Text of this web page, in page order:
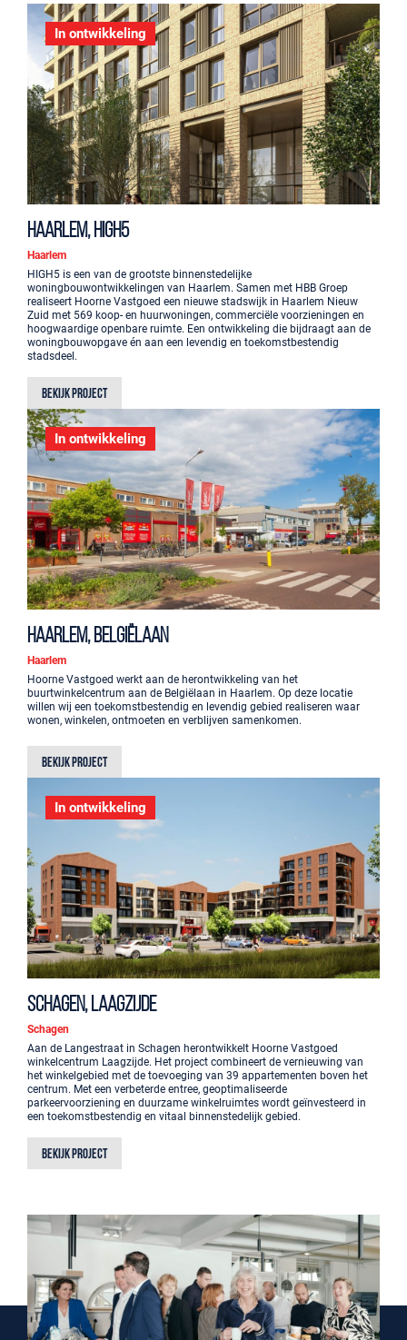
In ontwikkeling
Haarlem, HIGH5
Haarlem
HIGH5 is een van de grootste binnenstedelijke
woningbouwontwikkelingen van Haarlem. Samen met HBB Groep
realiseert Hoorne Vastgoed een nieuwe stadswijk in Haarlem Nieuw
Zuid met 569 koop- en huurwoningen, commerciële voorzieningen en
hoogwaardige openbare ruimte. Een ontwikkeling die bijdraagt aan de
woningbouwopgave én aan een levendig en toekomstbestendig
stadsdeel.
Bekijk project
In ontwikkeling
Haarlem, Belgiëlaan
Haarlem
Hoorne Vastgoed werkt aan de herontwikkeling van het
buurtwinkelcentrum aan de Belgiëlaan in Haarlem. Op deze locatie
willen wij een toekomstbestendig en levendig gebied realiseren waar
wonen, winkelen, ontmoeten en verblijven samenkomen.
Bekijk project
In ontwikkeling
Schagen, Laagzijde
Schagen
Aan de Langestraat in Schagen herontwikkelt Hoorne Vastgoed
winkelcentrum Laagzijde. Het project combineert de vernieuwing van
het winkelgebied met de toevoeging van 39 appartementen boven het
centrum. Met een verbeterde entree, geoptimaliseerde
parkeervoorziening en duurzame winkelruimtes wordt geïnvesteerd in
een toekomstbestendig en vitaal binnenstedelijk gebied.
Bekijk project